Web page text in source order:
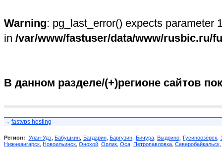
Warning: pg_last_error() expects parameter
in /var/www/fastuser/data/www/rusbic.ru/
В данном разделе/(+)регионе сайтов
→ fastvps hosting
Регион:: Улан-Удэ ,Бабушкин Багдарин,Баргузин Бичура,Выдрино Гусиноозёрск,
Нижнеангарск Новоильинск Онохой Орлик Оса Петропавловка Северобайкальск